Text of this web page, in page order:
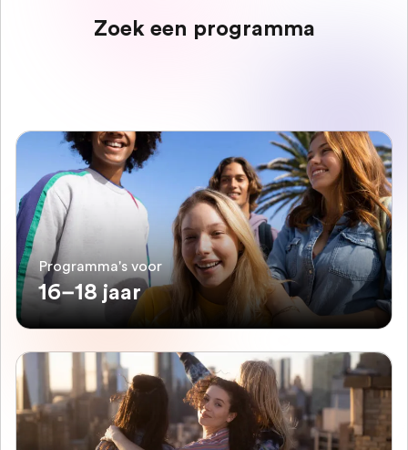
Zoek een programma
Programma's voor
16–18 jaar